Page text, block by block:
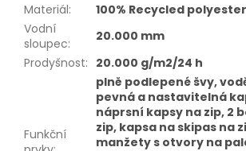
Materiál:
100% Recycled polyester
Vodní
sloupec:
20.000 mm
Prodyšnost: 20.000 g/m2/24 h
Funkční
plně podlepené švy,
pevná a nastavitelná
náprsní kapsy na zip, 2
zip, kapsa na skipas na
manžety s otvory na